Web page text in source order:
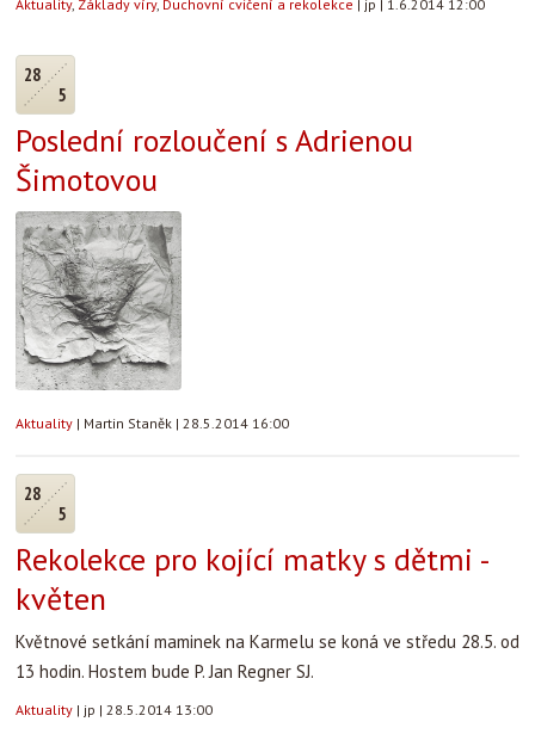
Aktuality, Základy víry, Duchovní cvičení a rekolekce | jp | 1.6.2014 12:00
28
5
Poslední rozloučení s Adrienou
Šimotovou
Aktuality | Martin Staněk | 28.5.2014 16:00
28
5
Rekolekce pro kojící matky s dětmi -
květen
Květnové setkání maminek na Karmelu se koná ve středu 28.5. od
13 hodin. Hostem bude P. Jan Regner SJ.
Aktuality | jp | 28.5.2014 13:00